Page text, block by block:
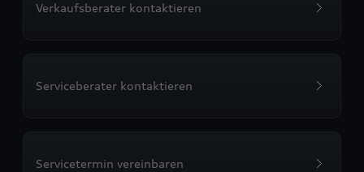
Verkaufsberater kontaktieren
Serviceberater kontaktieren
Servicetermin vereinbaren